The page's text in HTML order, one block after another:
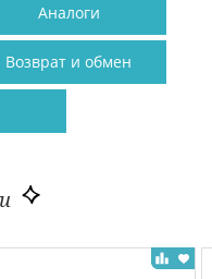
Аналоги
Возврат и обмен